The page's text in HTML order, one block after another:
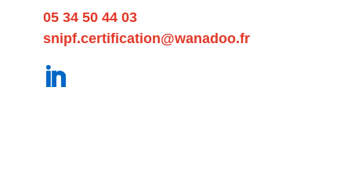
05 34 50 44 03
snipf.certification@wanadoo.fr